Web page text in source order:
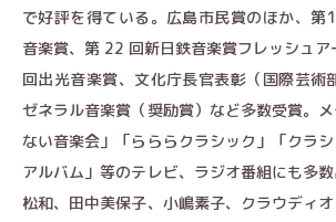
で好評を得ている。広島市民賞のほか、第
音楽賞、第 22 回新日鉄音楽賞フレッシュ
回出光音楽賞、文化庁長官表彰（国際芸術
ゼネラル音楽賞（奨励賞）など多数受賞。
ない音楽会」「らららクラシック」「クラ
アルバム」等のテレビ、ラジオ番組にも多
松和、田中美保子、小嶋素子、クラウディ